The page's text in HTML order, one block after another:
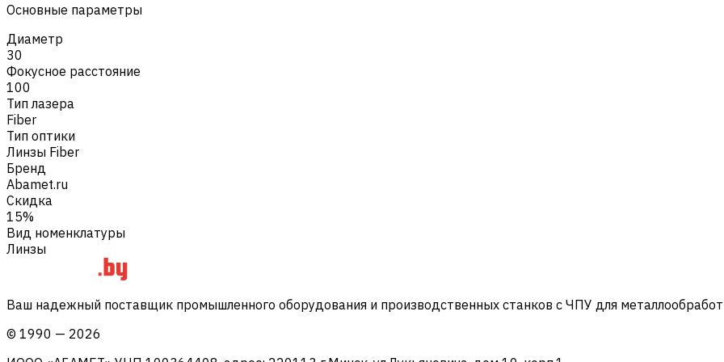
Основные параметры
Диаметр
30
Фокусное расстояние
100
Тип лазера
Fiber
Тип оптики
Линзы Fiber
Бренд
Abamet.ru
Скидка
15%
Вид номенклатуры
Линзы
Ваш надежный поставщик промышленного оборудования и производственных станков с ЧПУ для
© 1990 — 2026